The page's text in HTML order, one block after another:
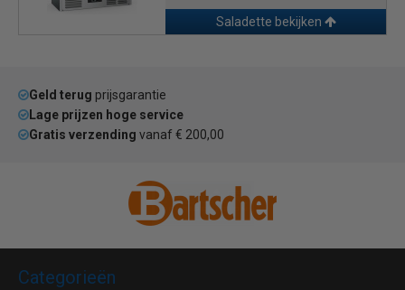
Saladette bekijken
Geld terug prijsgarantie
Lage prijzen hoge service
Gratis verzending vanaf € 200,00
Categorieën